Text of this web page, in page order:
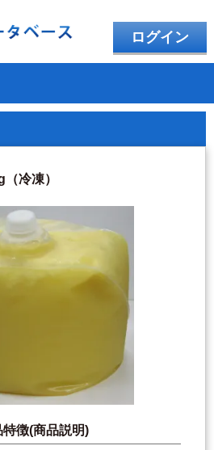
ログイン
冷凍）
特徴(商品説明)